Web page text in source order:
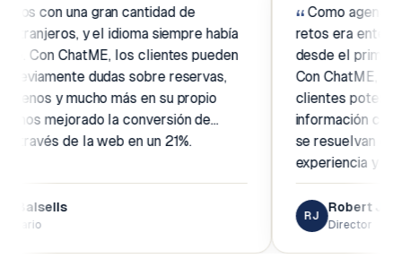
gran cantidad de
el idioma siempre había
los clientes pueden
dudas sobre reservas,
más en su propio
la conversión de
web en un 21%.
Como agencia, uno de
retos era entender cómo
desde el primer punto de
Con ChatME, nos hemos
clientes potenciales tengan
información completa y que
se resuelvan en tiempo
experiencia y las
Robert Jiménez
Director